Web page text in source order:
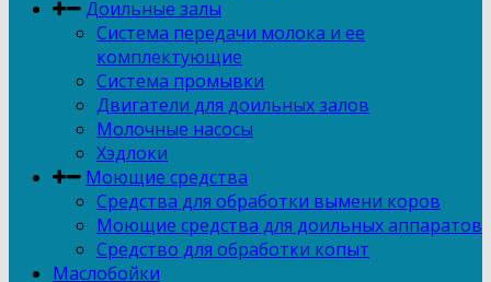
Доильные залы
Система передачи молока и ее
комплектующие
Система промывки
Двигатели для доильных залов
Молочные насосы
Хэдлоки
Моющие средства
Средства для обработки вымени коров
Моющие средства для доильных аппаратов
Средство для обработки копыт
Маслобойки